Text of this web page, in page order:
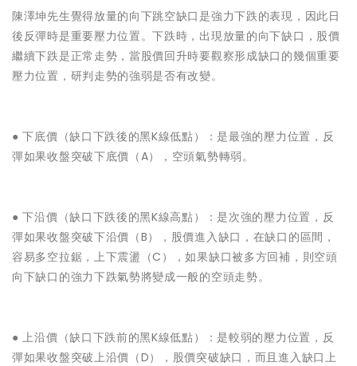
陳澤坤先生覺得放量的向下跳空缺口是強力下跌的表現，因此日
後反彈時是重要壓力位置。下跌時，出現放量的向下缺口，股價
繼續下跌是正常走勢，當股價回升時要觀察形成缺口的幾個重要
壓力位置，研判走勢的強弱是否有改變。
● ‌下底價（缺口下跌後的黑K線低點）：是最強的壓力位置，反
彈如果收盤突破下底價（A），空頭氣勢轉弱。
● ‌下沿價（缺口下跌後的黑K線高點）：是次強的壓力位置，反
彈如果收盤突破下沿價（B），股價進入缺口，在缺口的區間，
容易多空拉鋸，上下震盪（C），如果缺口被多方回補，則空頭
向下缺口的強力下跌氣勢將變成一般的空頭走勢。
● ‌上沿價（缺口下跌前的黑K線低點）：是較弱的壓力位置，反
彈如果收盤突破上沿價（D），股價突破缺口，而且進入缺口上